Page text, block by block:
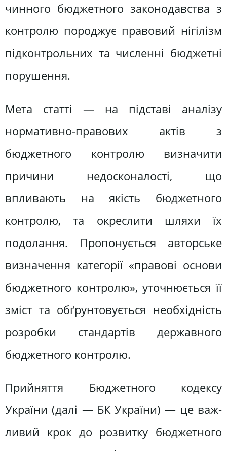
чинного бюджетного законодавства з
контролю породжує правовий нігілізм
підконтрольних та численні бюджетні
порушення.
Мета статті — на підставі аналізу
нормативно-правових актів з
бюджетного контролю визначити
причини не­досконалості, що
впливають на якість бюджетного
контролю, та окреслити шляхи їх
подолання. Пропонується авторське
визначення категорії «пра­вові основи
бюджетного контролю», уточнюється її
зміст та обґрунтовуєть­ся необхідність
розробки стандартів державного
бюджетного контролю.
Прийняття Бюджетного кодексу
України (далі — БК України) — це важ­
ливий крок до розвитку бюджетного